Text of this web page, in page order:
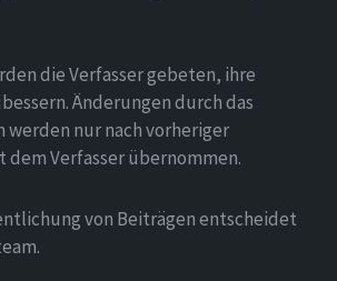
die Verfasser gebeten, ihre
Änderungen durch das
werden nur nach vorheriger
Verfasser übernommen.
von Beiträgen entscheidet